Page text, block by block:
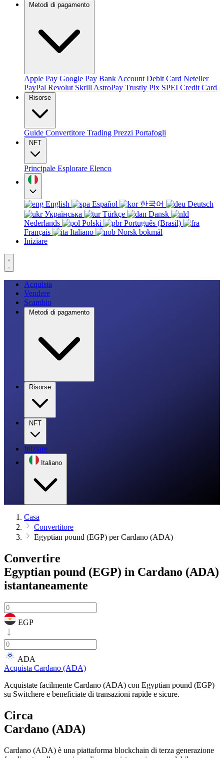
Metodi di pagamento
Apple Pay Google Pay Bank Account Debit Card Neteller
PayPal Revolut Skrill AstroPay Trustly Pix SPEI Credit Card
Risorse
Guide Convertitore Trading Prezzi Portafogli
NFT
Principale Esplorare Elenco
English Español 한국어
Deutsch
Українська
Türkçe
Dansk
Nederlands
Polski
Português (Brasil)
Français
Italiano
Norsk bokmål
Iniziare
Acquista
Vendere
Scambio
Metodi di pagamento
Risorse
NFT
Iniziare
Italiano
Casa
Convertitore
Egyptian pound (EGP) per Cardano (ADA)
Convertire
Egyptian pound (EGP) in Cardano (ADA)
istantaneamente
EGP
ADA
Acquista Cardano (ADA)
Acquistate facilmente Cardano (ADA) con Egyptian pound (EGP)
su Switchere e beneficiate di transazioni rapide e sicure.
Circa
Cardano (ADA)
Cardano (ADA) è una piattaforma blockchain di terza generazione